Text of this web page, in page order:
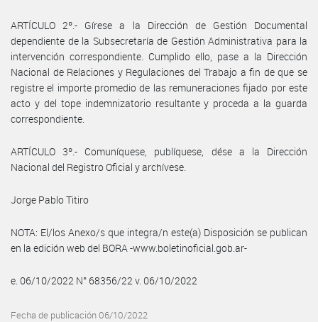
ARTÍCULO 2º.- Gírese a la Dirección de Gestión Documental
dependiente de la Subsecretaría de Gestión Administrativa para la
intervención correspondiente. Cumplido ello, pase a la Dirección
Nacional de Relaciones y Regulaciones del Trabajo a fin de que se
registre el importe promedio de las remuneraciones fijado por este
acto y del tope indemnizatorio resultante y proceda a la guarda
correspondiente.
ARTÍCULO 3º.- Comuníquese, publíquese, dése a la Dirección
Nacional del Registro Oficial y archívese.
Jorge Pablo Titiro
NOTA: El/los Anexo/s que integra/n este(a) Disposición se publican
en la edición web del BORA -www.boletinoficial.gob.ar-
e. 06/10/2022 N° 68356/22 v. 06/10/2022
Fecha de publicación 06/10/2022